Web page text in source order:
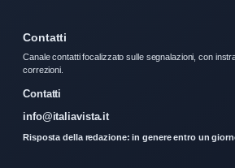
Contatti
Canale contatti focalizzato sulle segnalazioni, con
correzioni.
Contatti
info@italiavista.it
Risposta della redazione: in genere entro un